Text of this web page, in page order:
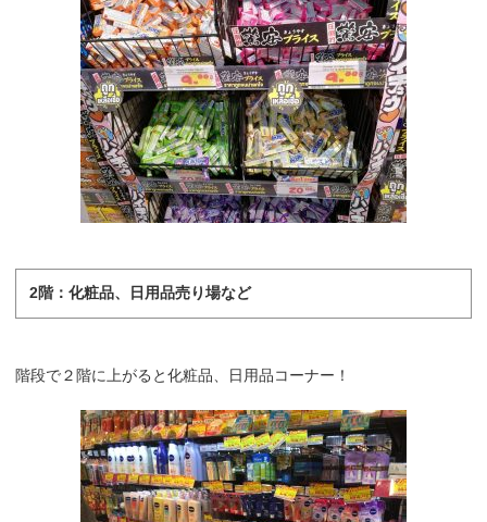
2階：化粧品、日用品売り場など
階段で２階に上がると化粧品、日用品コーナー！